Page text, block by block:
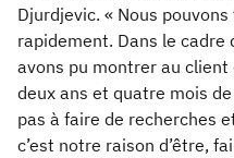
Djurdjevic. « Nous
rapidement. Dans le cadre
avons pu montrer au
deux ans et quatre mois
pas à faire de recherches
c’est notre raison d’être,